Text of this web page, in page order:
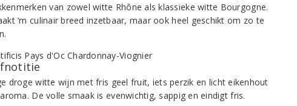
van zowel witte Rhône als klassieke witte Bourgogne.
‘m culinair breed inzetbaar, maar ook heel geschikt om zo te
droge witte wijn met fris geel fruit, iets perzik en licht eikenhout
De volle smaak is evenwichtig, sappig en eindigt fris.